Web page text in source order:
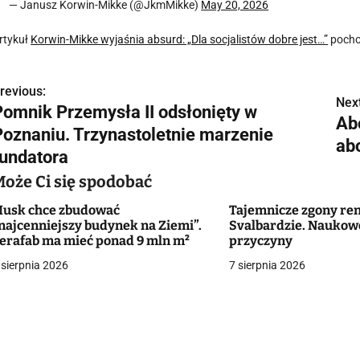
— Janusz Korwin-Mikke (@JkmMikke) May 20, 2026
Korwin-Mikke wyjaśnia absurd: „Dla socjalistów dobre jest…”
Przemysła II odsłonięty w
Trzynastoletnie marzenie
Ci się spodobać
chce zbudować
budynek na Ziemi”.
ma mieć ponad 9 mln m²
2026
Tajemnicze zgony
Svalbardzie.
przyczyny
7 sierpnia 2026